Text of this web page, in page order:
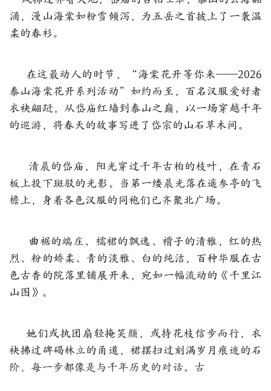
涌，漫山海棠如粉雪倾泻，为五岳之首披上了一袭温
柔的春衫。
在这最动人的时节，“海棠花开等你来——2026
泰山海棠花开系列活动”如约而至，百名汉服爱好者
衣袂翩跹，从岱庙红墙到泰山之巅，以一场穿越千年
的巡游，将春天的故事写进了岱宗的山石草木间。
清晨的岱庙，阳光穿过千年古柏的枝叶，在青石
板上投下斑驳的光影。当第一缕晨光落在遥参亭的飞
檐上，身着各色汉服的同袍们已齐聚北广场。
曲裾的端庄、襦裙的飘逸、褙子的清雅，红的热
烈、粉的娇柔、青的淡雅、白的纯洁，百种华服在古
色古香的院落里铺展开来，宛如一幅流动的《千里江
山图》。
她们或执团扇轻掩笑颜，或持花枝信步而行，衣
袂拂过碑碣林立的甬道，裙摆扫过刻满岁月痕迹的石
阶，每一步都像是与千年历史的对话。古